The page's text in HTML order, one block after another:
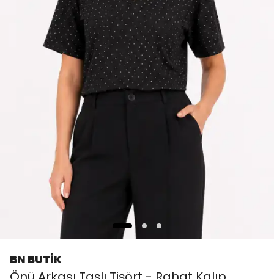
BN BUTİK